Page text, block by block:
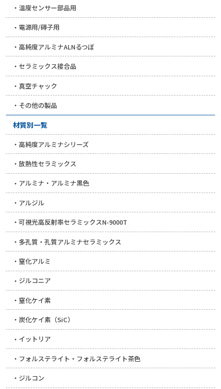
温度センサー部品用
電源用/碍子用
高純度アルミナALNるつぼ
セラミックス接合品
真空チャック
その他の製品
材質別一覧
高純度アルミナシリーズ
放熱性セラミックス
アルミナ・アルミナ黒色
アルジル
可視光高反射率セラミックスN-9000T
多孔質・孔質アルミナセラミックス
窒化アルミ
ジルコニア
窒化ケイ素
炭化ケイ素（SiC）
イットリア
フォルステライト・フォルステライト茶色
ジルコン